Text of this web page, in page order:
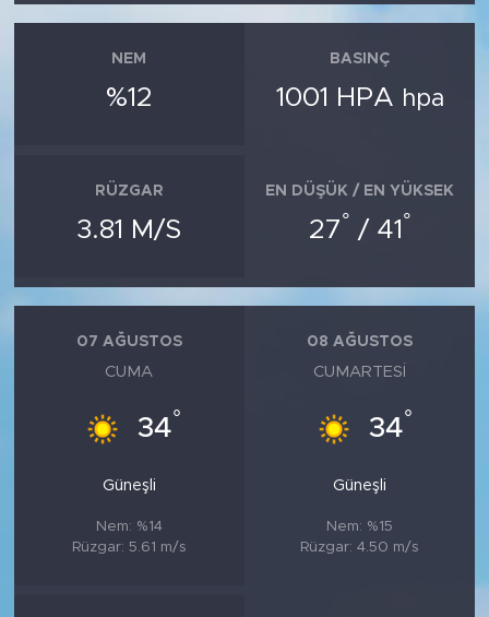
NEM
%12
BASINÇ
1001 HPA hpa
RÜZGAR
3.81 M/S
EN DÜŞÜK / EN YÜKSEK
27° / 41 °
07 AĞUSTOS
CUMA
34°
Güneşli
Nem: %14
Rüzgar: 5.61 m/s
08 AĞUSTOS
CUMARTESI
34°
Güneşli
Nem: %15
Rüzgar: 4.50 m/s